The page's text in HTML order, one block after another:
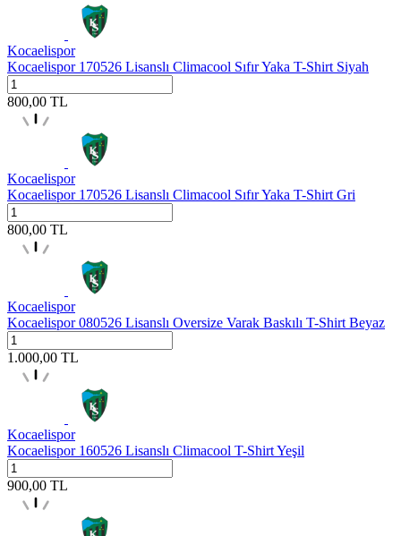
Kocaelispor
Kocaelispor 170526 Lisanslı Climacool Sıfır Yaka T-Shirt Siyah
800,00 TL
Kocaelispor
Kocaelispor 170526 Lisanslı Climacool Sıfır Yaka T-Shirt Gri
800,00 TL
Kocaelispor
Kocaelispor 080526 Lisanslı Oversize Varak Baskılı T-Shirt Beyaz
1.000,00 TL
Kocaelispor
Kocaelispor 160526 Lisanslı Climacool T-Shirt Yeşil
900,00 TL